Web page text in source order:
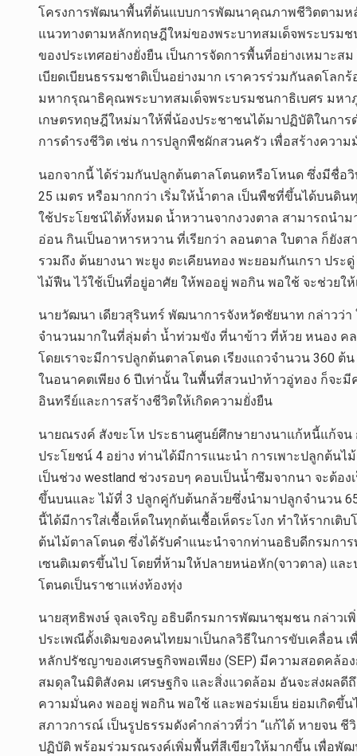
โครงการพัฒนาพื้นที่ต้นแบบการพัฒนาคุณภาพชีวิตตามหลั
แนวทางตามหลักทฤษฎีใหม่ของพระบาทสมเด็จพระบรม
ของประเทศอย่างยั่งยืน เป็นการจัดการพื้นที่อย่างเหมาะ
เบียดเบียนธรรมชาติเป็นอย่างมาก เราควรร่วมกันลดโล
มหากรุณาธิคุณพระบาทสมเด็จพระบรมชนกาธิเบศร มห
เกษตรทฤษฎีใหม่มาให้พี่น้องประชาชนได้มาปฏิบัติในการ
การดำรงชีวิต เช่น การปลูกพืชผักสวนครัว เพื่อสร้างควา
นอกจากนี้ ได้ร่วมกันปลูกต้นตาลโตนดหรือโหนด ซึ่งมีชื่อวิท
25 เมตร หรือมากกว่า เริ่มให้น้ำตาล เป็นพืชที่ขึ้นได้บนดิ
ใช้ประโยชน์ได้ทั้งหมด น้ำหวานจากงวงตาล สามารถนำ
อ่อน กินเป็นอาหารหวาน ที่เรียกว่า ลอนตาล ใบตาล ก็ยัง
รวมถึง ต้นยางนา พะยูง ตะเคียนทอง พะยอมกันเกรา ปร
ไม้ฟืน ไว้ใช้เป็นที่อยู่อาศัย ให้พออยู่ พอกิน พอใช้ จะช่วย
นายวัฒนา เดียวสุรินทร์ พัฒนาการจังหวัดชัยนาท กล่าวว่
จำนวนมากในที่ลุ่มต่ำ น้ำท่วมขัง ที่นาข้าว ที่ห้วย หนอง ค
โดยเราจะมีการปลูกต้นตาลโตนด เรียงแถวจำนวน 360
ในอนาคตเพียง 6 ปีเท่านั้น ในพื้นที่สวนป่าท้าวอู่ทอง ก็จะ
อินทรีย์และการสร้างชีวิตให้เกิดความยั่งยืน
นายณรงค์ สังขะโห ประธานศูนย์ศึกษายางนาแก้หนี้แก้จน
ประโยชน์ 4 อย่าง ท่านได้มีการแนะนำ การเพาะปลูกต้น
เป็นช่วง westland ช่วงรอบๆ คอบเป็นน้ำซึมจากนา จะต้
ขึ้นบนและ ไม้ที่ 3 ปลูกคู่กับต้นกล้วยซึ่งนำมาปลูกจำนวน
นี้ได้มีการใส่เชื้อเห็ดในทุกต้นเชื้อเห็ดระโงก ทำให้รากเ
ต้นไม้ตาลโตนด ซึ่งได้รับคำแนะนำจากท่านอธิบดีกรมกา
เซนติเมตรขึ้นไป โดยที่ห้ามให้ปลายหน่อหัก(จาวตาล) แล
โตนดเป็นราชาแห่งท้องทุ่ง
นายสุทธิพงษ์ จุลเจริญ อธิบดีกรมการพัฒนาชุมชน กล่าวเ
ประเพณีดั้งเดิมของคนไทยมาเป็นกลวิธีในการขับเคลื่อน
หลักปรัชญาของเศรษฐกิจพอเพียง (SEP) มีความสอดคล้
สมดุลในมิติสังคม เศรษฐกิจ และสิ่งแวดล้อม อันจะส่งผลดี
ความมั่นคง พออยู่ พอกิน พอใช้ และพอร่มเย็น ย่อมเกิดขึ้
สภาวการณ์ เป็นรูปธรรมดังคำกล่าวที่ว่า “แก้ได้ หายจน
ปฏิบัติ พร้อมร่วมรณรงค์เพิ่มพื้นที่สีเขียวให้มากขึ้น เพื่อพั